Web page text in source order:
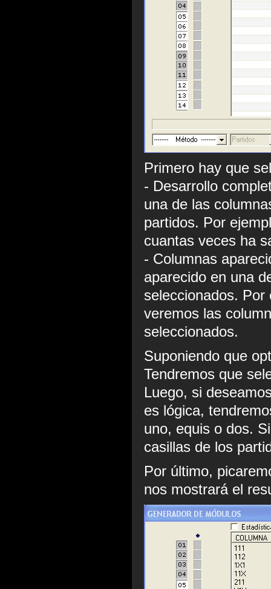
Primero hay que
- Desarrollo
una de las
partidos. Por
cuantas veces ha
- Columnas
aparecido en una
seleccionados.
veremos las
seleccionados.
Suponiendo que
Tendremos que
Luego, si
es lógica,
uno, equis o dos.
casillas de los
Por último,
nos mostrará el